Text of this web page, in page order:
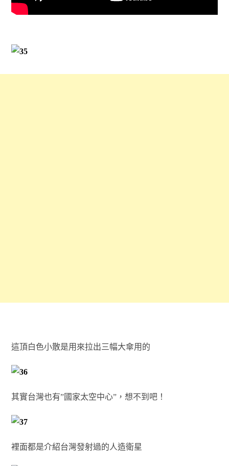
這頂白色小散是用來拉出三幅大傘用的
其實台灣也有”國家太空中心”，想不到吧！
裡面都是介紹台灣發射過的人造衛星